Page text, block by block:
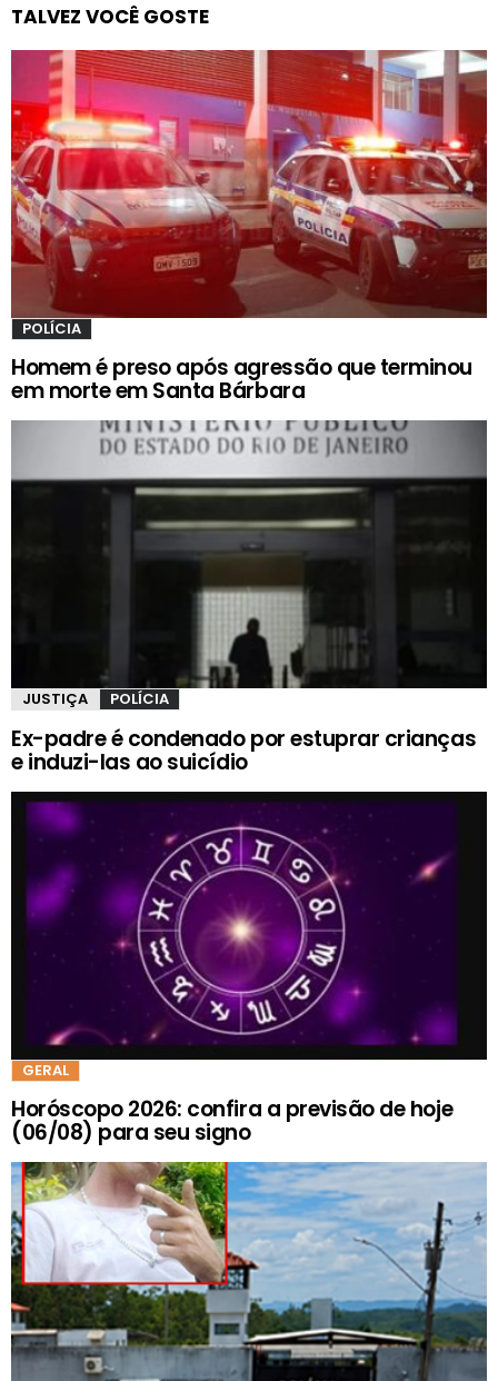
TALVEZ VOCÊ GOSTE
POLÍCIA
Homem é preso após agressão que terminou
em morte em Santa Bárbara
JUSTIÇA POLÍCIA
Ex-padre é condenado por estuprar crianças
e induzi-las ao suicídio
GERAL
Horóscopo 2026: confira a previsão de hoje
(06/08) para seu signo